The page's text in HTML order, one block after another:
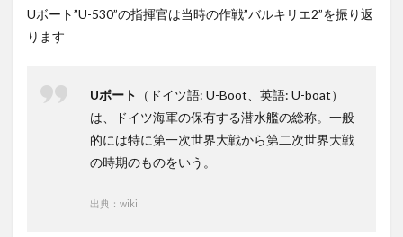
Uボート”U-530”の指揮官は当時の作戦”バルキリエ2”を振り返
ります
Uボート
（ドイツ語: U-Boot、英語: U-boat）
は、ドイツ海軍の保有する潜水艦の総称。一般
的には特に第一次世界大戦から第二次世界大戦
の時期のものをいう。
出典：wiki